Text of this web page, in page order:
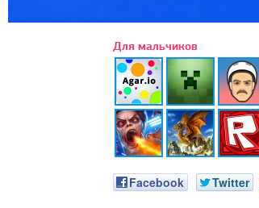
Для мальчиков
Facebook Twitter